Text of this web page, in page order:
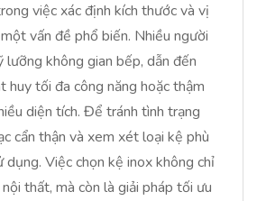
việc xác định kích thước và vị
vấn đề phổ biến. Nhiều người
không gian bếp, dẫn đến
huy tối đa công năng hoặc thậm
diện tích. Để tránh tình trạng
cẩn thận và xem xét loại kệ phù
dụng. Việc chọn kệ inox không chỉ
thất, mà còn là giải pháp tối ưu